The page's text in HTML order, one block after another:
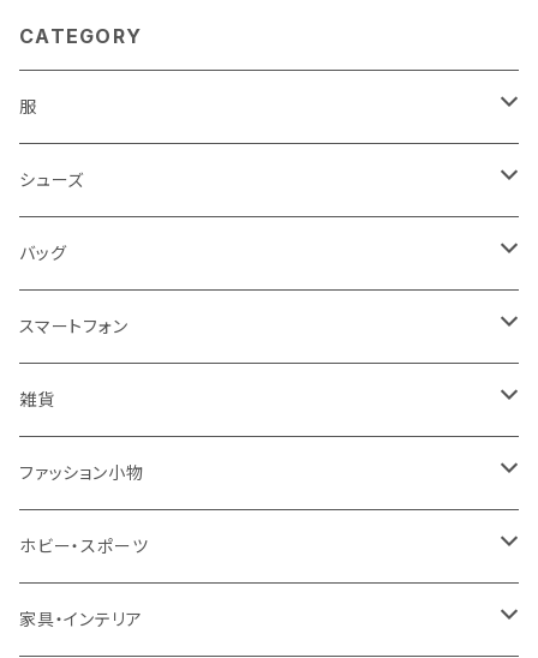
CATEGORY
服
レディース
トップス
コート・ジャケット
インナーウェア・ルームウェア
メンズ
バッグ
帽子
キッズ＆ベビー
浴衣
シューズ
レディース
サンダル
スニーカー
メンズ
サンダル
キッズ＆ベビー
バッグ
レディース
メンズ
キッズ＆ベビー
スマートフォン
アクセサリ
ケース・カバー
ケーブル・アダプター
ケース
スタント
フィルム
雑貨
ガラス
タオル
キーホルダー
ファッション小物
サングラス・眼鏡
手芸・ハンドメイド用品
ホビー・スポーツ
アウトドア・キャンプ・登山
家具・インテリア